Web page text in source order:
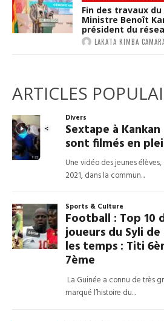
Fin des travaux du
Ministre Benoît
président du
LAKATA KIMBA
ARTICLES